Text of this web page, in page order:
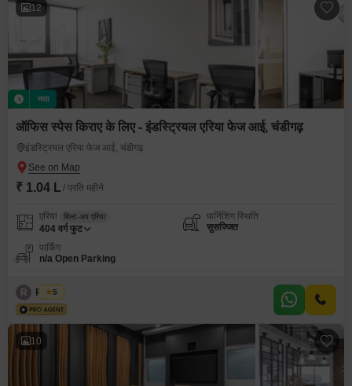
12
नया
ऑफिस स्पेस किराए के लिए - इंडस्ट्रियल एरिया फेज आई, चंडीगढ़
इंडस्ट्रियल एरिया फेज आई, चंडीगढ़
₹ 1.04 L / प्रति महीने
एरिया बिल्ट-अप एरिया
404 वर्ग फुट
फर्निशिंग स्थिति
सुसज्जित
पार्किंग
n/a Open Parking
R Regus
5
10